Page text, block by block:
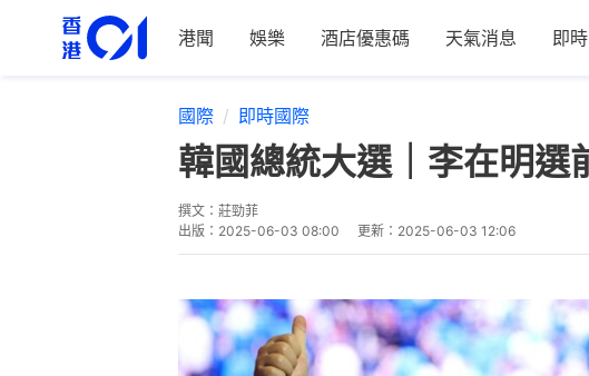
港聞 娛樂 酒店優惠碼 天氣消息 即時
國際 即時國際
韓國總統大選｜李在明
撰文： 莊勁菲
出版： 2025-06-03 08:00 更新： 2025-06-03 12:06